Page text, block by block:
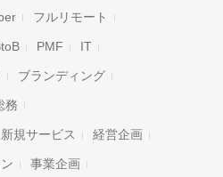
フルリモート
PMF IT
ブランディング
務
新規サービス 経営企画
事業企画